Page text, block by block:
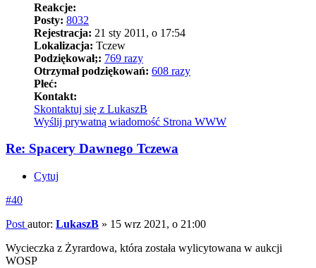
Reakcje:
Posty: 8032
Rejestracja: 21 sty 2011, o 17:54
Lokalizacja: Tczew
Podziękował;: 769 razy
Otrzymał podziękowań: 608 razy
Płeć:
Kontakt:
Skontaktuj się z LukaszB
Wyślij prywatną wiadomość Strona WWW
Re: Spacery Dawnego Tczewa
Cytuj
#40
Post autor: LukaszB » 15 wrz 2021, o 21:00
Wycieczka z Żyrardowa, która została wylicytowana w aukcji
WOSP